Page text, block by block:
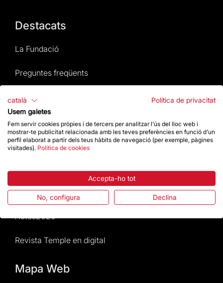
Destacats
La Fundació
Preguntes freqüents
Atenció al Visitant
Normativa i condicions de compra
Notícies i Actualitat
Agenda
Dona un impuls
Actes2026
Revista Temple en digital
Mapa Web
català
Política de privacitat
Usem galetes
Fem servir cookies pròpies i de tercers per analitzar l'ús del lloc web i
mostrar-te publicitat relacionada amb les teves preferències en funció d'un
perfil elaborat a partir dels teus hàbits de navegació (per exemple, pàgines
visitades). Política de cookies
Accepta-ho tot
No, configura Declina